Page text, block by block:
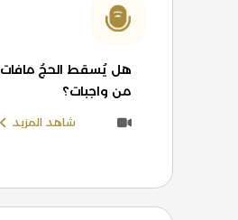
هل يُسقط الحجُ مافات
من واجبات؟
شاهد المزيد